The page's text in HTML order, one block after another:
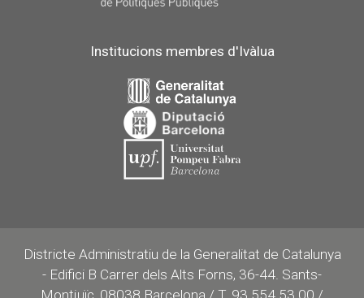
Institucions membres d'Ivàlua
Districte Administratiu de la Generalitat de Catalunya
- Edifici B Carrer dels Alts Forns, 36-44. Sants-